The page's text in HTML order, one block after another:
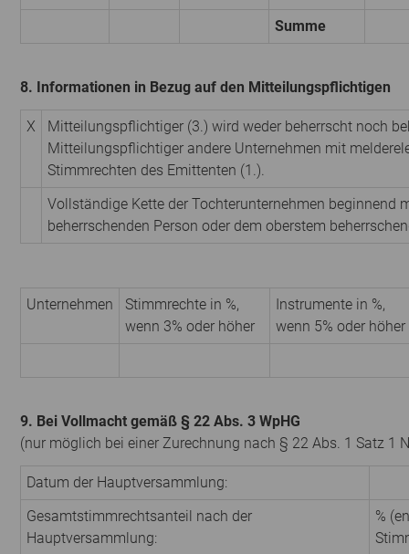
Summe
8. Informationen in Bezug auf den Mitteilungspflichtigen
X
Mitteilungspflichtiger (3.) wird weder beherrscht noch
Mitteilungspflichtiger andere Unternehmen mit
Stimmrechten des Emittenten (1.).
Vollständige Kette der Tochterunternehmen beginnend
beherrschenden Person oder dem oberstem
Unternehmen
Stimmrechte in %,
wenn 3% oder höher
Instrumente in %,
wenn 5% oder höher
9. Bei Vollmacht gemäß § 22 Abs. 3 WpHG
(nur möglich bei einer Zurechnung nach § 22 Abs. 1 Satz 1
Datum der Hauptversammlung:
Gesamtstimmrechtsanteil nach der
Hauptversammlung:
%